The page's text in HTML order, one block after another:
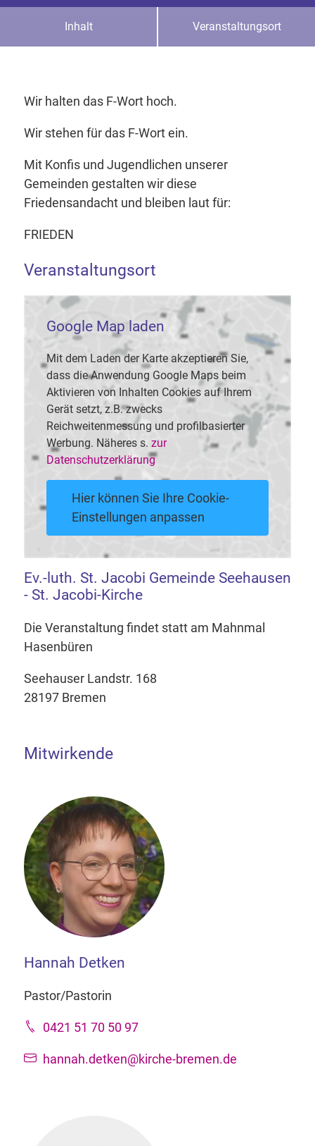
Inhalt Veranstaltungsort
Wir halten das F-Wort hoch.
Wir stehen für das F-Wort ein.
Mit Konfis und Jugendlichen unserer
Gemeinden gestalten wir diese
Friedensandacht und bleiben laut für:
FRIEDEN
Veranstaltungsort
Google Map laden
Mit dem Laden der Karte akzeptieren Sie,
dass die Anwendung Google Maps beim
Aktivieren von Inhalten Cookies auf Ihrem
Gerät setzt, z.B. zwecks
Reichweitenmessung und profilbasierter
Werbung. Näheres s. zur
Datenschutzerklärung
Hier können Sie Ihre Cookie-
Einstellungen anpassen
Ev.-luth. St. Jacobi Gemeinde Seehausen
- St. Jacobi-Kirche
Die Veranstaltung findet statt am Mahnmal
Hasenbüren
Seehauser Landstr. 168
28197 Bremen
Mitwirkende
Hannah Detken
Pastor/Pastorin
0421 51 70 50 97
hannah.detken@kirche-bremen.de